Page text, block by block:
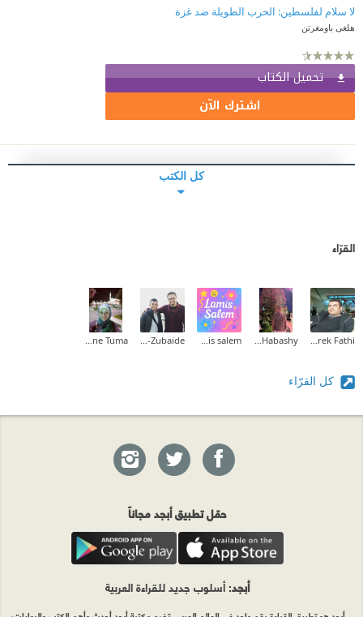
لا سلام لفلسطين: الحرب الطويلة ضد غزة
هلغى باومغرتن
تحميل الكتاب
اشترك الآن
كل الكتب
القرّاء
كل القرّاء
حمّل تطبيق أبجد مجاناً
أبجد: أسلوب جديد للقراءة العربية